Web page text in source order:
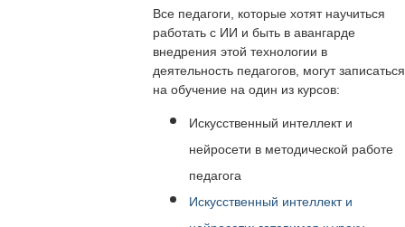
Все педагоги, которые хотят научиться
работать с ИИ и быть в авангарде
внедрения этой технологии в
деятельность педагогов, могут записаться
на обучение на один из курсов:
Искусственный интеллект и
нейросети в методической работе
педагога
Искусственный интеллект и